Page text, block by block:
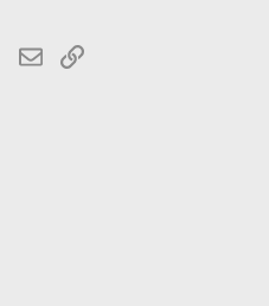
WhatsApp
EmailLink